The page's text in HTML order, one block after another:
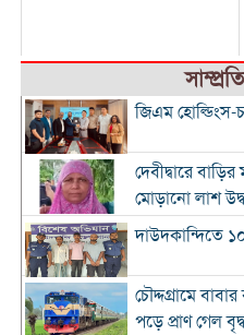
জিএম
দেবীদ্বারে
মোড়ানো লাশ
দাউদকান্দিতে ১০
চৌদ্দগ্রামে
পড়ে প্রাণ গেল